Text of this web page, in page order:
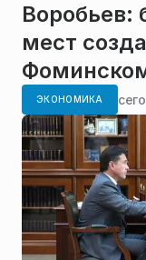
Воробьев:
мест
ЭКОНОМИКА